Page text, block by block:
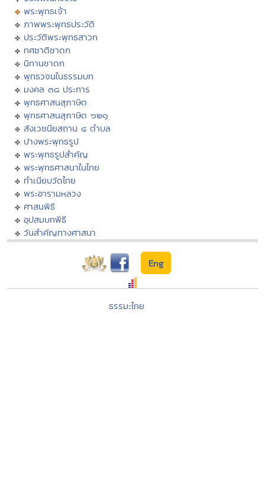
พระพุทธเจ้า
ภาพพระพุทธประวัติ
ประวัติพระพุทธสาวก
ทศชาติชาดก
นิทานชาดก
พุทธวจนในธรรมบท
มงคล ๓๘ ประการ
พุทธศาสนสุภาษิต
พุทธศาสนสุภาษิต ๖๒๑
สังเวชนียสถาน ๔ ตำบล
ปางพระพุทธรูป
พระพุทธรูปสำคัญ
พระพุทธศาสนาในไทย
ทำเนียบวัดไทย
พระอารามหลวง
ศาสนพิธี
อุปสมบทพิธี
วันสำคัญทางศาสนา
Eng
ธรรมะไทย